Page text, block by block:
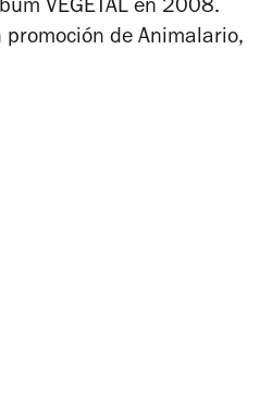
VEGETAL en 2008.
promoción de Animalario,